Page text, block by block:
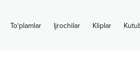
To‘plamlar Ijrochilar Kliplar